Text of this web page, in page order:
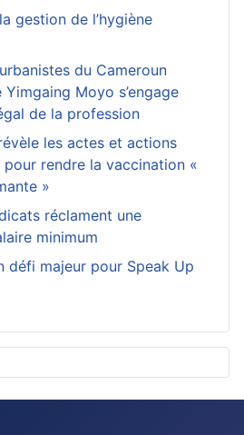
gestion de l’hygiène
du Cameroun
Moyo s’engage
de la profession
les actes et actions
pour rendre la vaccination «
»
réclament une
minimum
défi majeur pour Speak Up